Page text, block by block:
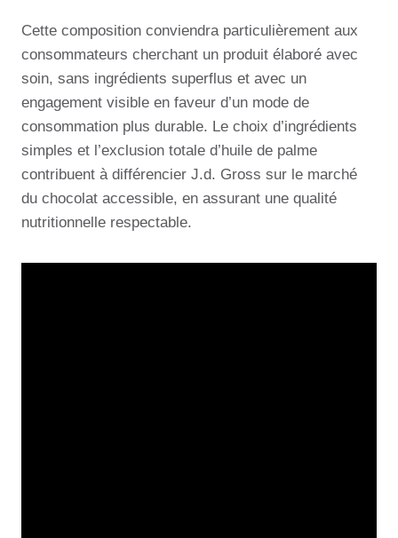
Cette composition conviendra particulièrement aux
consommateurs cherchant un produit élaboré avec
soin, sans ingrédients superflus et avec un
engagement visible en faveur d’un mode de
consommation plus durable. Le choix d’ingrédients
simples et l’exclusion totale d’huile de palme
contribuent à différencier J.d. Gross sur le marché
du chocolat accessible, en assurant une qualité
nutritionnelle respectable.